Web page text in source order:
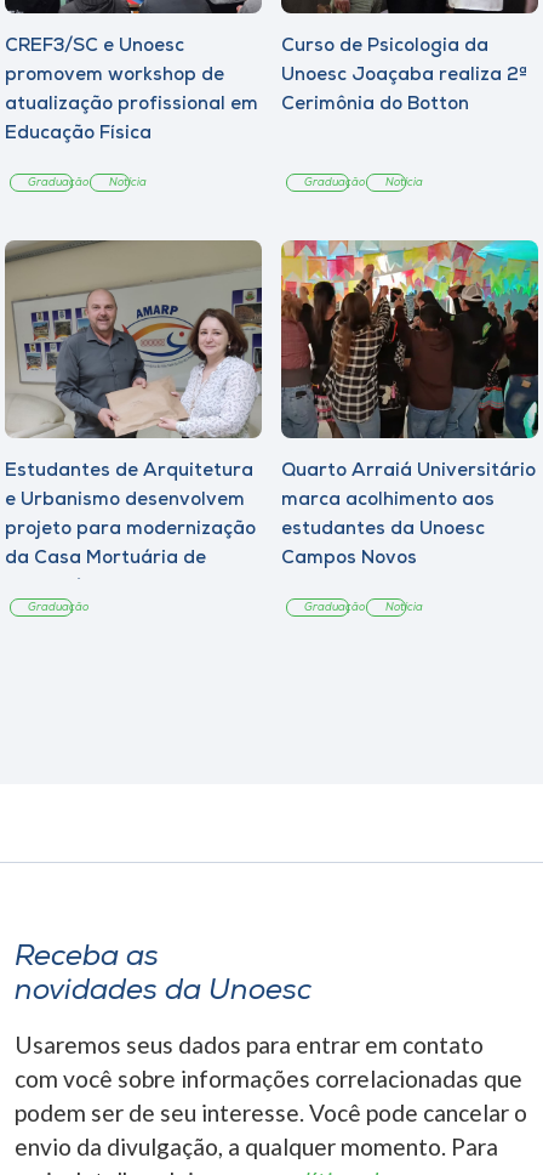
CREF3/SC e Unoesc
promovem workshop de
atualização profissional em
Educação Física
Graduação Notícia
Curso de Psicologia da
Unoesc Joaçaba realiza 2ª
Cerimônia do Botton
Graduação Notícia
Estudantes de Arquitetura
e Urbanismo desenvolvem
projeto para modernização
da Casa Mortuária de
Graduação
Quarto Arraiá Universitário
marca acolhimento aos
estudantes da Unoesc
Campos Novos
Graduação Notícia
Receba as
novidades da Unoesc
Usaremos seus dados para entrar em contato
com você sobre informações correlacionadas que
podem ser de seu interesse. Você pode cancelar o
envio da divulgação, a qualquer momento. Para